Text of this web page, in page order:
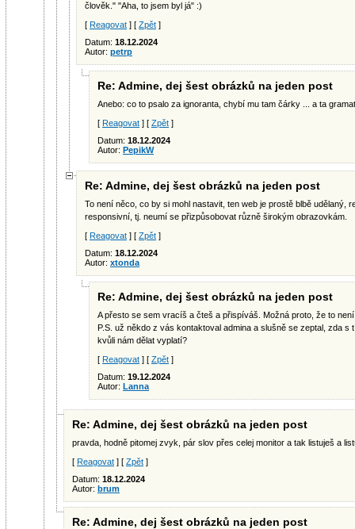
člověk." "Aha, to jsem byl já" :)
[ Reagovat ] [ Zpět ]
Datum: 18.12.2024
Autor: petrp
Re: Admine, dej šest obrázků na jeden post
Anebo: co to psalo za ignoranta, chybí mu tam čárky ... a ta
[ Reagovat ] [ Zpět ]
Datum: 18.12.2024
Autor: PepikW
Re: Admine, dej šest obrázků na jeden post
To není něco, co by si mohl nastavit, ten web je prostě blbě udělaný,
responsivní, tj. neumí se přizpůsobovat různě širokým obrazovkám.
[ Reagovat ] [ Zpět ]
Datum: 18.12.2024
Autor: xtonda
Re: Admine, dej šest obrázků na jeden post
A přesto se sem vracíš a čteš a přispíváš. Možná proto, že to
P.S. už někdo z vás kontaktoval admina a slušně se zeptal, zda s
kvůli nám dělat vyplatí?
[ Reagovat ] [ Zpět ]
Datum: 19.12.2024
Autor: Lanna
Re: Admine, dej šest obrázků na jeden post
pravda, hodně pitomej zvyk, pár slov přes celej monitor a tak listuješ a
[ Reagovat ] [ Zpět ]
Datum: 18.12.2024
Autor: brum
Re: Admine, dej šest obrázků na jeden post